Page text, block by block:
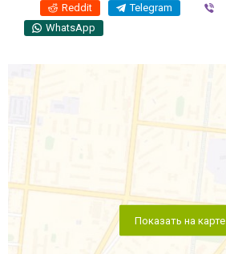
Reddit Telegram
WhatsApp
Показать на карте